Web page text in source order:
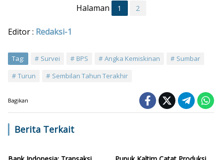
Halaman 1 2
Editor : Redaksi-1
Tag: Survei BPS Angka Kemiskinan
Sumbar
Turun
Sembilan Tahun Terakhir
Bagikan
Berita Terkait